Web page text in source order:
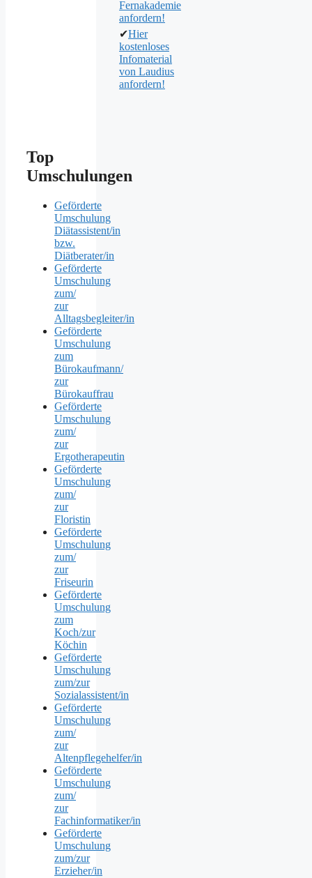
Fernakademie
anfordern!
✔Hier
kostenloses
Infomaterial
von Laudius
anfordern!
Top
Umschulungen
Geförderte
Umschulung
Diätassistent/in
bzw.
Diätberater/in
Geförderte
Umschulung
zum/
zur
Alltagsbegleiter/in
Geförderte
Umschulung
zum
Bürokaufmann/
zur
Bürokauffrau
Geförderte
Umschulung
zum/
zur
Ergotherapeutin
Geförderte
Umschulung
zum/
zur
Floristin
Geförderte
Umschulung
zum/
zur
Friseurin
Geförderte
Umschulung
zum
Koch/zur
Köchin
Geförderte
Umschulung
zum/zur
Sozialassistent/in
Geförderte
Umschulung
zum/
zur
Altenpflegehelfer/in
Geförderte
Umschulung
zum/
zur
Fachinformatiker/in
Geförderte
Umschulung
zum/zur
Erzieher/in